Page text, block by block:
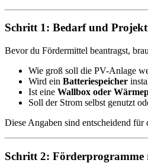
Schritt 1: Bedarf und
Bevor du Fördermittel beantragst,
Wie groß soll die PV-Anlage
Wird ein Batteriespeicher
Ist eine Wallbox oder
Soll der Strom selbst genutzt
Diese Angaben sind entscheidend für
Schritt 2: Förderprogramme